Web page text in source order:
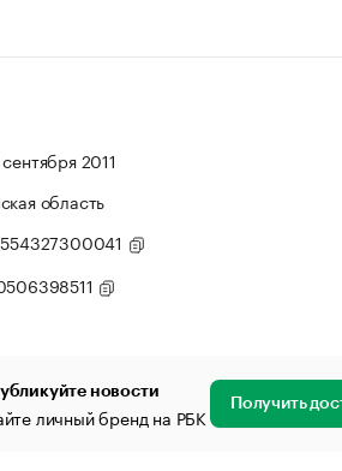
2011
область
новости
личный бренд на РБК Получить